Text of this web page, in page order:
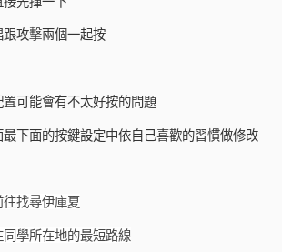
攻擊兩個一起按
可能會有不太好按的問題
下面的按鍵設定中依自己喜歡的習慣做修改
找尋伊庫夏
學所在地的最短路線